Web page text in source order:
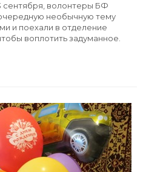
сентября, волонтеры БФ
необычную тему
и поехали в отделение
воплотить задуманное.